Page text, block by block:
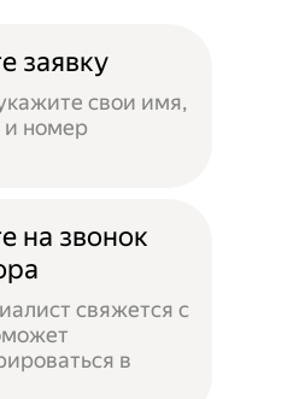
заявку
свои имя,
номер
на звонок
свяжется с
в